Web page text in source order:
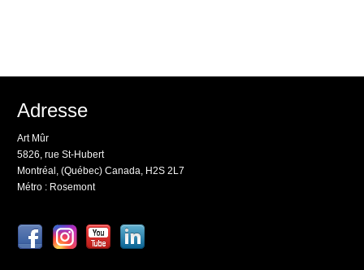
Adresse
Art Mûr
5826, rue St-Hubert
Montréal, (Québec) Canada, H2S 2L7
Métro : Rosemont